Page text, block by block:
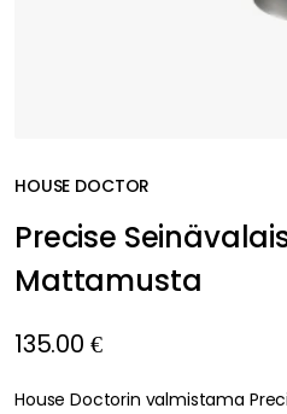
HOUSE DOCTOR
Precise
Mattamusta
135.00 €
House Doctorin valmistama